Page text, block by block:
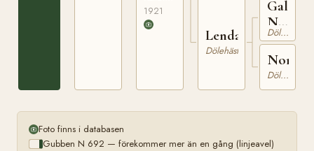
1921
Lenda
Dölehäst
N
498
Dölehäst
Dölehäst
Foto finns i databasen
Gubben N 692 — förekommer mer än en gång (linjeavel)